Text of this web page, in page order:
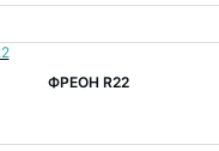
ФРЕОН R22